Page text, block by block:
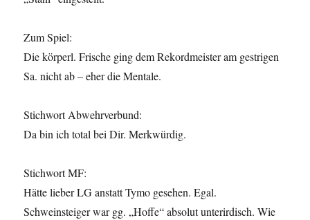
Zum Spiel:
Die körperl. Frische ging dem Rekordmeister am gestrigen
Sa. nicht ab – eher die Mentale.
Stichwort Abwehrverbund:
Da bin ich total bei Dir. Merkwürdig.
Stichwort MF:
Hätte lieber LG anstatt Tymo gesehen. Egal.
Schweinsteiger war gg. „Hoffe“ absolut unterirdisch. Wie